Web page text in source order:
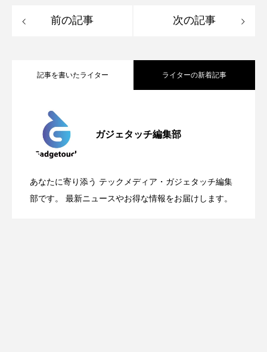
前の記事 次の記事
記事を書いたライター ライターの新着記事
ガジェタッチ編集部
あなたに寄り添う テックメディア・ガジェタッチ編集
部です。 最新ニュースやお得な情報をお届けします。
2026.05.04
登場
2026.04.24
Directに動いた理由、担当者も答えられな
2026.04.23 OpenMic Insight：AFEELA開発中止で見